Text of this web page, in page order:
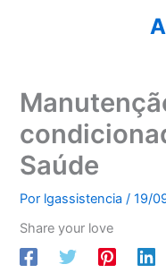
Saúde
Por lgassistencia/19/
Share your love